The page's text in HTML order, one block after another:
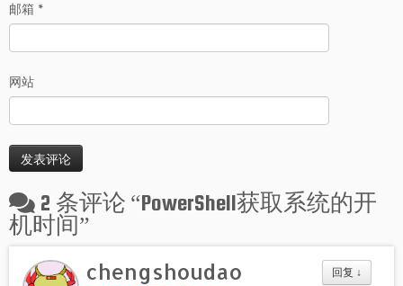
邮箱 *
网站
2 条评论 “PowerShell获取系统的开
机时间 ”
回复 ↓
chengshoudao